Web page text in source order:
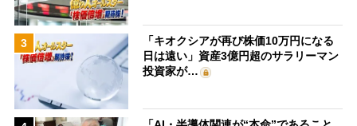
3
「キオクシアが再び株価10万円になる
日は遠い」資産3億円超のサラリーマン
投資家が…